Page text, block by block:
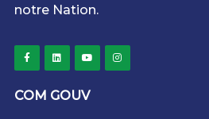
notre Nation.
COM GOUV